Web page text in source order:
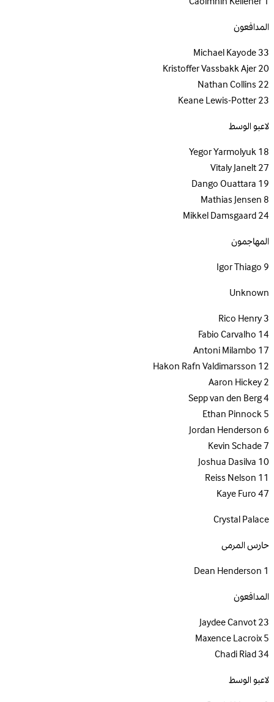
المدافعون
33
Michael Kayode
20
Kristoffer Vassbakk Ajer
22
Nathan Collins
23
Keane Lewis-Potter
لاعبو الوسط
18
Yegor Yarmolyuk
27
Vitaly Janelt
19
Dango Ouattara
8
Mathias Jensen
24
Mikkel Damsgaard
المهاجمون
9
Igor Thiago
Unknown
3
Rico Henry
14
Fabio Carvalho
17
Antoni Milambo
12
Hakon Rafn Valdimarsson
2
Aaron Hickey
4
Sepp van den Berg
5
Ethan Pinnock
6
Jordan Henderson
7
Kevin Schade
10
Joshua Dasilva
11
Reiss Nelson
47
Kaye Furo
Crystal Palace
حارس المرمى
1
Dean Henderson
المدافعون
23
Jaydee Canvot
5
Maxence Lacroix
34
Chadi Riad
لاعبو الوسط